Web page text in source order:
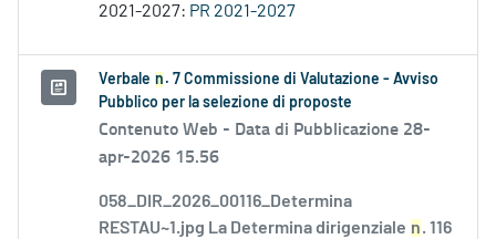
2021-2027: PR 2021-2027
Verbale n . 7 Commissione di Valutazione - Avviso
Pubblico per la selezione di proposte
Contenuto Web - Data di Pubblicazione 28-
apr-2026 15.56
058_DIR_2026_00116_Determina
RESTAU~1.jpg La Determina dirigenziale n. 116